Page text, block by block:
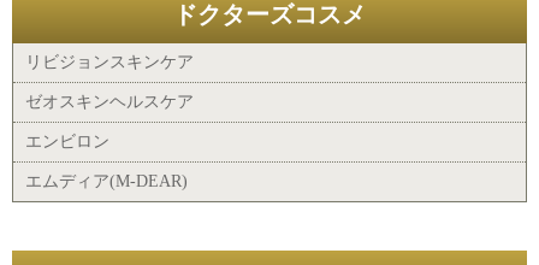
ドクターズコスメ
リビジョンスキンケア
ゼオスキンヘルスケア
エンビロン
エムディア(M-DEAR)